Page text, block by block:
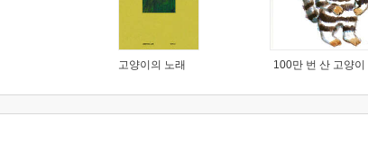
고양이의 노래 100만 번 산 고양이